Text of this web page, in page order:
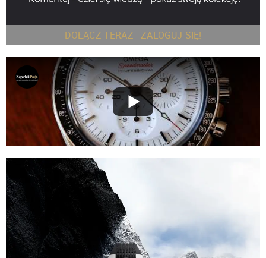
DOŁĄCZ TERAZ - ZALOGUJ SIĘ!